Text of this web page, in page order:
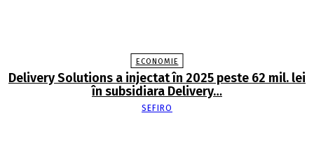
ECONOMIE
Delivery Solutions a injectat în 2025 peste 62 mil. lei
în subsidiara Delivery…
SEFIRO